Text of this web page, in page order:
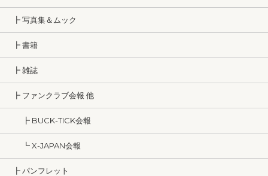
┣ 写真集＆ムック
┣ 書籍
┣ 雑誌
┣ ファンクラブ会報 他
┣ BUCK-TICK会報
┗ X-JAPAN会報
┣ パンフレット